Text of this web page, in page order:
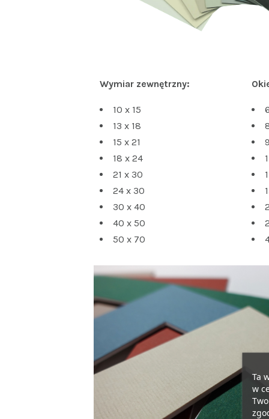
Wymiar zewnętrzny:
10 x 15
13 x 18
15 x 21
18 x 24
21 x 30
24 x 30
30 x 40
40 x 50
50 x 70
Ta
w